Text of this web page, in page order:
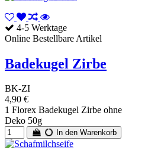
4-5 Werktage
Online Bestellbare Artikel
Badekugel Zirbe
BK-ZI
4,90 €
1 Florex Badekugel Zirbe ohne
Deko 50g
In den Warenkorb